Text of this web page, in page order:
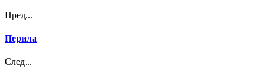
Пред...
Перила
След...